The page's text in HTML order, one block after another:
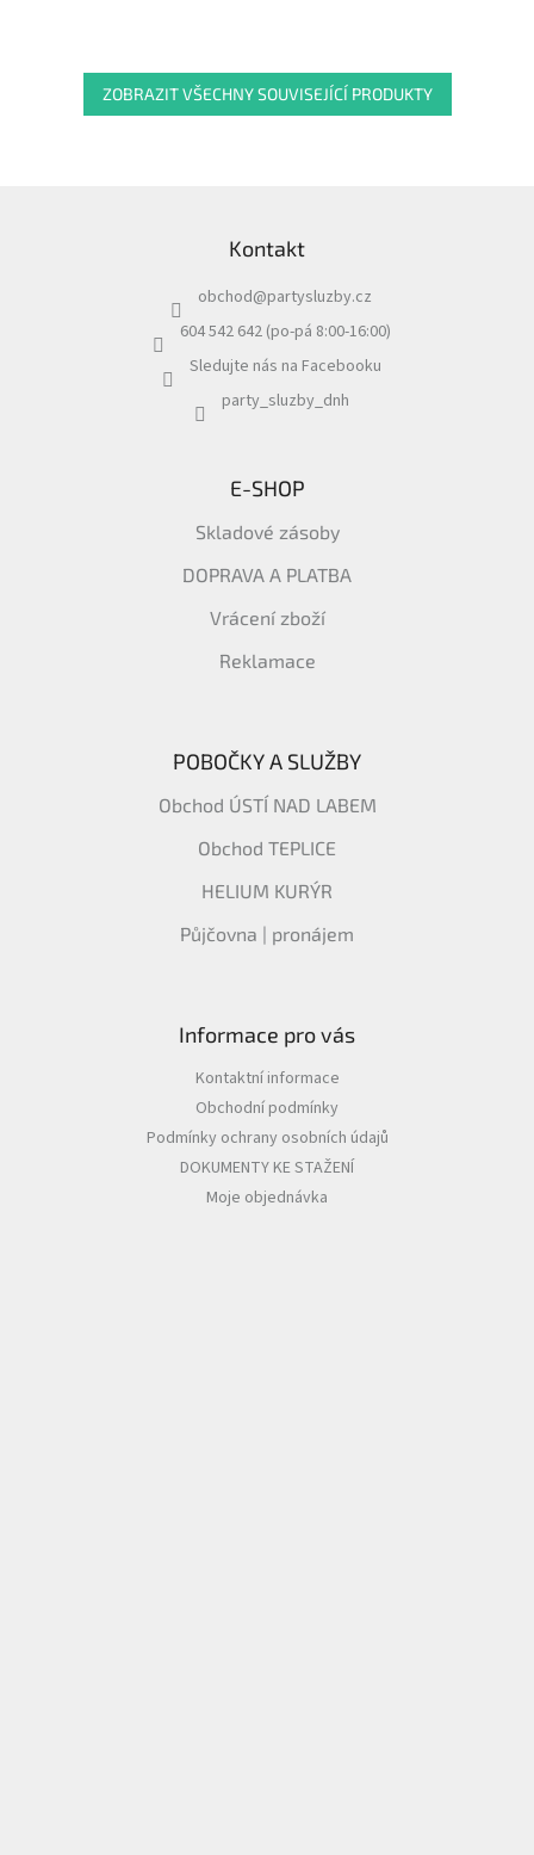
ZOBRAZIT VŠECHNY SOUVISEJÍCÍ PRODUKTY
Kontakt
obchod@partysluzby.cz
604 542 642 (po-pá 8:00-16:00)
Sledujte nás na Facebooku
party_sluzby_dnh
E-SHOP
Skladové zásoby
DOPRAVA A PLATBA
Vrácení zboží
Reklamace
POBOČKY A SLUŽBY
Obchod ÚSTÍ NAD LABEM
Obchod TEPLICE
HELIUM KURÝR
Půjčovna | pronájem
Informace pro vás
Kontaktní informace
Obchodní podmínky
Podmínky ochrany osobních údajů
DOKUMENTY KE STAŽENÍ
Moje objednávka